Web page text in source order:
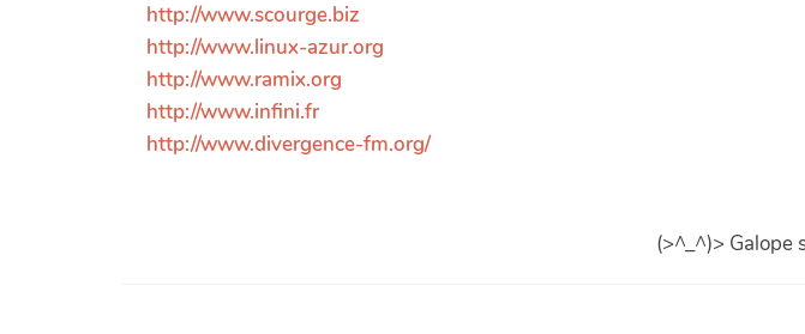
http://www.scourge.biz
http://www.linux-azur.org
http://www.ramix.org
http://www.infini.fr
http://www.divergence-fm.org/
(>^_^)> Galope